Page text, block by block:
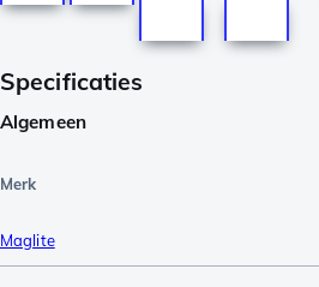
Specificaties
Algemeen
Merk
Maglite